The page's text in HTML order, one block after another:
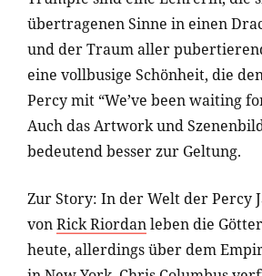
übertragenen Sinne in einen
und der Traum aller
eine vollbusige Schönheit, die
Percy mit “We’ve been waiting
Auch das Artwork und
bedeutend besser zur Geltung.
Zur Story: In der Welt der Percy
vonRick Riordanleben die
heute, allerdings über dem